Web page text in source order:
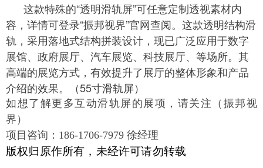
这款特殊的“透明滑轨屏”可任意定制透视素材内
容，详情可登录“振邦视界”官网查阅。这款透明结构滑
轨，采用落地式结构拼装设计，现已广泛应用于数字
展馆、政府展厅、汽车展览、科技展厅、等场所。其
高端的展览方式，有效提升了展厅的整体形象和产品
介绍的效果。（55寸滑轨屏）
如想了解更多互动滑轨屏的展项，请关注（ 振邦视
界 ）
项目咨询：186-1706-7979 徐经理
版权归原作所有，未经许可请勿转载